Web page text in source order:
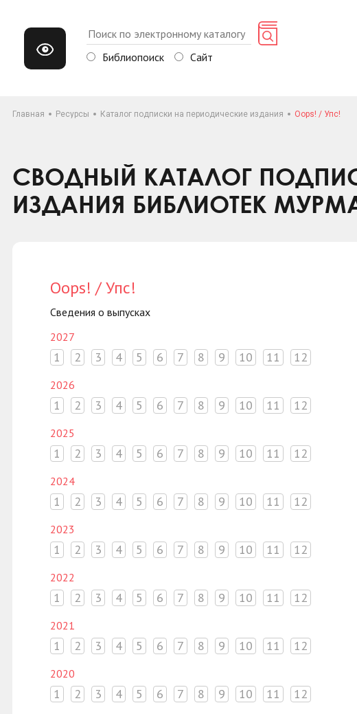
Библиопоиск Сайт
Главная Ресурсы Каталог подписки на периодические издания Oops! / Упс!
СВОДНЫЙ КАТАЛОГ
ИЗДАНИЯ БИБЛИОТЕК
Oops! / Упс!
Сведения о выпусках
2027
1 2 3 4 5 6 7 8 9 10 11 12
2026
1 2 3 4 5 6 7 8 9 10 11 12
2025
1 2 3 4 5 6 7 8 9 10 11 12
2024
1 2 3 4 5 6 7 8 9 10 11 12
2023
1 2 3 4 5 6 7 8 9 10 11 12
2022
1 2 3 4 5 6 7 8 9 10 11 12
2021
1 2 3 4 5 6 7 8 9 10 11 12
2020
1 2 3 4 5 6 7 8 9 10 11 12